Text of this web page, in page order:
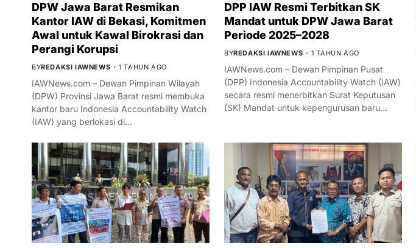
DPW Jawa Barat Resmikan
Kantor IAW di Bekasi, Komitmen
Awal untuk Kawal Birokrasi dan
Perangi Korupsi
BYREDAKSI IAWNEWS 1 TAHUN AGO
IAWNews.com – Dewan Pimpinan Wilayah
(DPW) Provinsi Jawa Barat resmi membuka
kantor baru Indonesia Accountability Watch
(IAW) yang berlokasi di…
DPP IAW Resmi Terbitkan SK
Mandat untuk DPW Jawa Barat
Periode 2025–2028
BYREDAKSI IAWNEWS 1 TAHUN AGO
IAWNews.com – Dewan Pimpinan Pusat
(DPP) Indonesia Accountability Watch (IAW)
secara resmi menerbitkan Surat Keputusan
(SK) Mandat untuk kepengurusan baru…